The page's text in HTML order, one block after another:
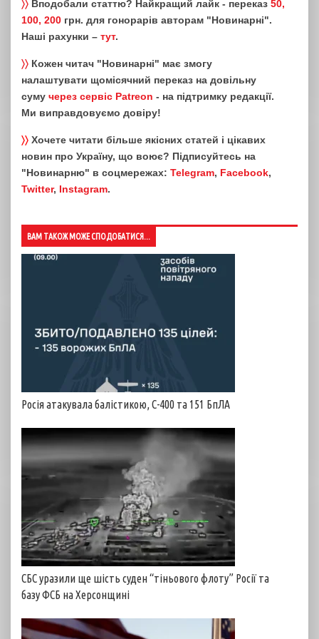
〉〉 Вподобали статтю? Найкращий лайк - переказ 50,
100, 200 грн. для гонорарів авторам "Новинарні".
Наші рахунки – тут.
〉〉 Кожен читач "Новинарні" має змогу
налаштувати щомісячний переказ на довільну
суму через сервіс Patreon - на підтримку редакції.
Ми виправдовуємо довіру!
〉〉 Хочете читати більше якісних статей і цікавих
новин про Україну, що воює? Підписуйтесь на
"Новинарню" в соцмережах: Telegram, Facebook,
Twitter, Instagram.
ВАМ ТАКОЖ МОЖЕ СПОДОБАТИСЯ...
Росія атакувала балістикою, С-400 та 151 БпЛА
СБС уразили ще шість суден “тіньового флоту” Росії та
базу ФСБ на Херсонщині